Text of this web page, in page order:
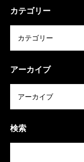
カテゴリー
アーカイブ
検索